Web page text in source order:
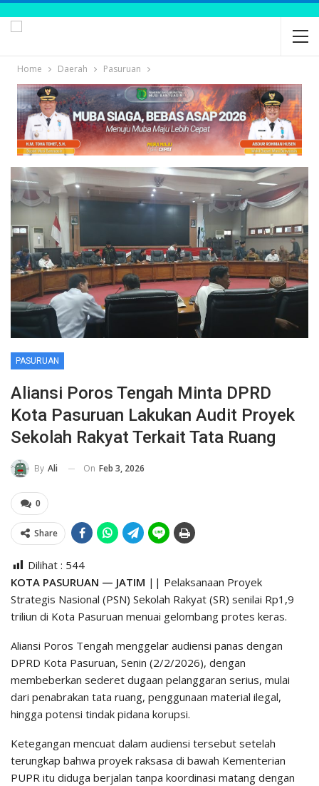
Home Daerah Pasuruan
PASURUAN
Aliansi Poros Tengah Minta DPRD
Kota Pasuruan Lakukan Audit Proyek
Sekolah Rakyat Terkait Tata Ruang
By Ali On Feb 3, 2026
0
Share
Dilihat : 544
KOTA PASURUAN — JATIM || Pelaksanaan Proyek
Strategis Nasional (PSN) Sekolah Rakyat (SR) senilai Rp1,9
triliun di Kota Pasuruan menuai gelombang protes keras.
Aliansi Poros Tengah menggelar audiensi panas dengan
DPRD Kota Pasuruan, Senin (2/2/2026), dengan
membeberkan sederet dugaan pelanggaran serius, mulai
dari penabrakan tata ruang, penggunaan material ilegal,
hingga potensi tindak pidana korupsi.
Ketegangan mencuat dalam audiensi tersebut setelah
terungkap bahwa proyek raksasa di bawah Kementerian
PUPR itu diduga berjalan tanpa koordinasi matang dengan